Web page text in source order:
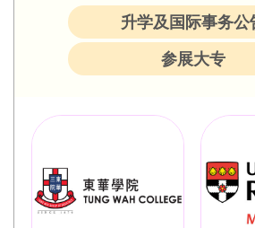
升学及国际事务公
参展大专